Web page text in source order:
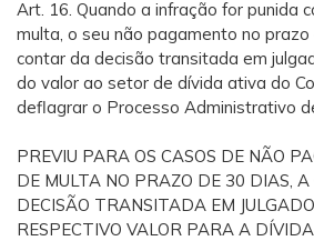
Art. 16. Quando a infração for punida
multa, o seu não pagamento no
contar da decisão transitada em
do valor ao setor de dívida ativa do
deflagrar o Processo Administrativo
PREVIU PARA OS CASOS DE NÃO
DE MULTA NO PRAZO DE 30 DIAS,
DECISÃO TRANSITADA EM
RESPECTIVO VALOR PARA A